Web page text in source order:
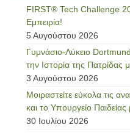
FIRST® Tech Challenge
Εμπειρία!
5 Αυγούστου 2026
Γυμνάσιο-Λύκειο
την Ιστορία της
3 Αυγούστου 2026
Μοιραστείτε εύκολα τις
και το Υπουργείο
30 Ιουλίου 2026